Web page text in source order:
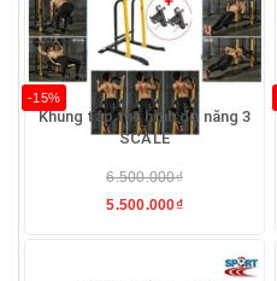
-15%
Khung tập thể hình đa năng 3
SCALE
6.500.000₫
5.500.000₫